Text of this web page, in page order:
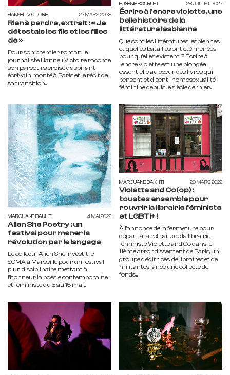
HANNELI VICTOIRE 22 MARS 2023
Rien à perdre, extrait : « Je
détestais les fils et les filles
de »
Pour son premier roman, le
journaliste Hanneli Victoire raconte
son parcours croisé d'aspirant
écrivain monté à Paris et le récit de
sa transition....
EUGÉNIE BOURLET 28 JUILLET 2022
Écrire à l’encre violette, une
belle histoire de la
littérature lesbienne
Que sont les littératures lesbiennes
et quelles batailles ont été menées
pour qu’elles existent ? Écrire à
l’encre violette est une plongée
essentielle au cœur des livres qui
pensent et disent l’homosexualité
féminine depuis le siècle dernier....
MAROUANE BAKHTI 4 MAI 2022
Alien She Poetry : un
festival pour mener la
révolution par le langage
Le collectif Alien She investit le
SOMA à Marseille pour un festival
pluridisciplinaire mettant à
l’honneur la poésie contemporaine
et féministe du 5 au 15 mai....
MAROUANE BAKHTI 28 MARS 2022
Violette and Co(op) :
toustes ensemble pour
rouvrir la librairie féministe
et LGBTI+ !
À l’annonce de la fermeture pour
départ à la retraite de la librairie
féministe Violette and Co dans le
11ème arrondissement de Paris, un
groupe d’éditrices, de libraires et de
militantes lance une collecte de
fonds....